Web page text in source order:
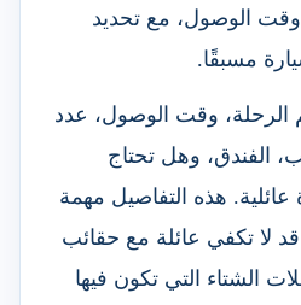
الوصول، مع تحديد
مسبقًا.
الرحلة، وقت الوصول، عدد
الفندق، وهل تحتاج
هذه التفاصيل مهمة
لا تكفي عائلة مع حقائب
الشتاء التي تكون فيها